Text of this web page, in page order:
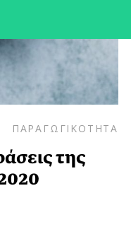
ΠΑΡΑΓΩΓΙΚΟΤΗΤΑ
της